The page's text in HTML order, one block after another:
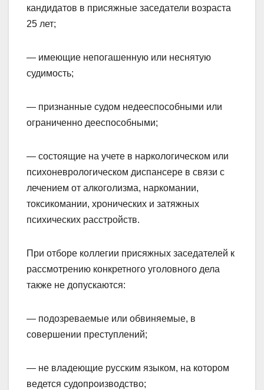
кандидатов в присяжные заседатели возраста
25 лет;
— имеющие непогашенную или неснятую
судимость;
— признанные судом недееспособными или
ограниченно дееспособными;
— состоящие на учете в наркологическом или
психоневрологическом диспансере в связи с
лечением от алкоголизма, наркомании,
токсикомании, хронических и затяжных
психических расстройств.
При отборе коллегии присяжных заседателей к
рассмотрению конкретного уголовного дела
также не допускаются:
— подозреваемые или обвиняемые, в
совершении преступлений;
— не владеющие русским языком, на котором
ведется судопроизводство;